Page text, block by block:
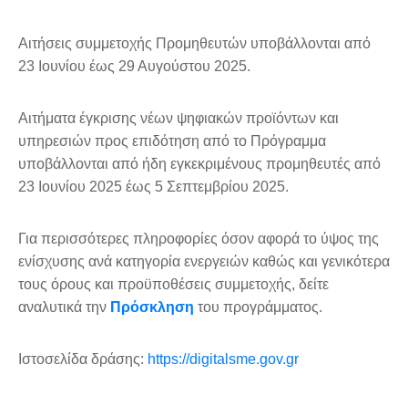
Αιτήσεις συμμετοχής Προμηθευτών υποβάλλονται από
23 Ιουνίου έως 29 Αυγούστου 2025.
Αιτήματα έγκρισης νέων ψηφιακών προϊόντων και
υπηρεσιών προς επιδότηση από το Πρόγραμμα
υποβάλλονται από ήδη εγκεκριμένους προμηθευτές από
23 Ιουνίου 2025 έως 5 Σεπτεμβρίου 2025.
Για περισσότερες πληροφορίες όσον αφορά το ύψος της
ενίσχυσης ανά κατηγορία ενεργειών καθώς και γενικότερα
τους όρους και προϋποθέσεις συμμετοχής, δείτε
αναλυτικά την Πρόσκληση του προγράμματος.
Ιστοσελίδα δράσης: https://digitalsme.gov.gr